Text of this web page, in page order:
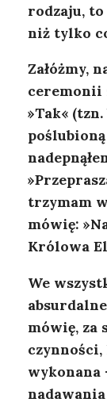
rodzaju, to
niż tylko
Załóżmy,
ceremonii
»Tak«
poślubioną
trzymam
mówię:
Królowa
We
mówię, za
wykonana